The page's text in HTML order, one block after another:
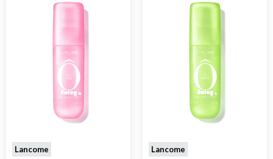
Lancome Lancome